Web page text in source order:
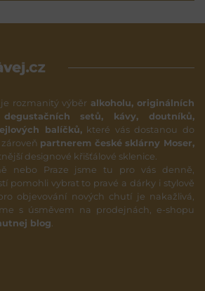
rozmanitý výběr alkoholu, originálních
setů, kávy, doutníků,
balíčků,které vás dostanou do
partnerem české sklárny Moser,
designové křišťálové sklenice.
nebo Praze jsme tu pro vás denně,
pomohli vybrat to pravé a dárky i stylově
objevování nových chutí je nakažlivá,
s úsměvem na prodejnách, e-shopu
blog.